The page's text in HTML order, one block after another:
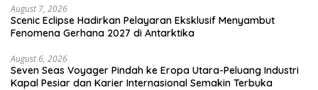
August 7, 2026
Scenic Eclipse Hadirkan Pelayaran Eksklusif Menyambut
Fenomena Gerhana 2027 di Antarktika
August 6, 2026
Seven Seas Voyager Pindah ke Eropa Utara-Peluang Industri
Kapal Pesiar dan Karier Internasional Semakin Terbuka